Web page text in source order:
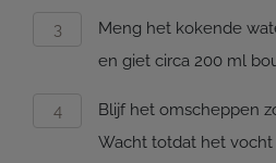
Meng het kokende
en giet circa 200 ml
Blijf het omscheppen
Wacht totdat het